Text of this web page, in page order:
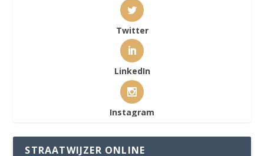
Twitter
LinkedIn
Instagram
STRAATWIJZER ONLINE